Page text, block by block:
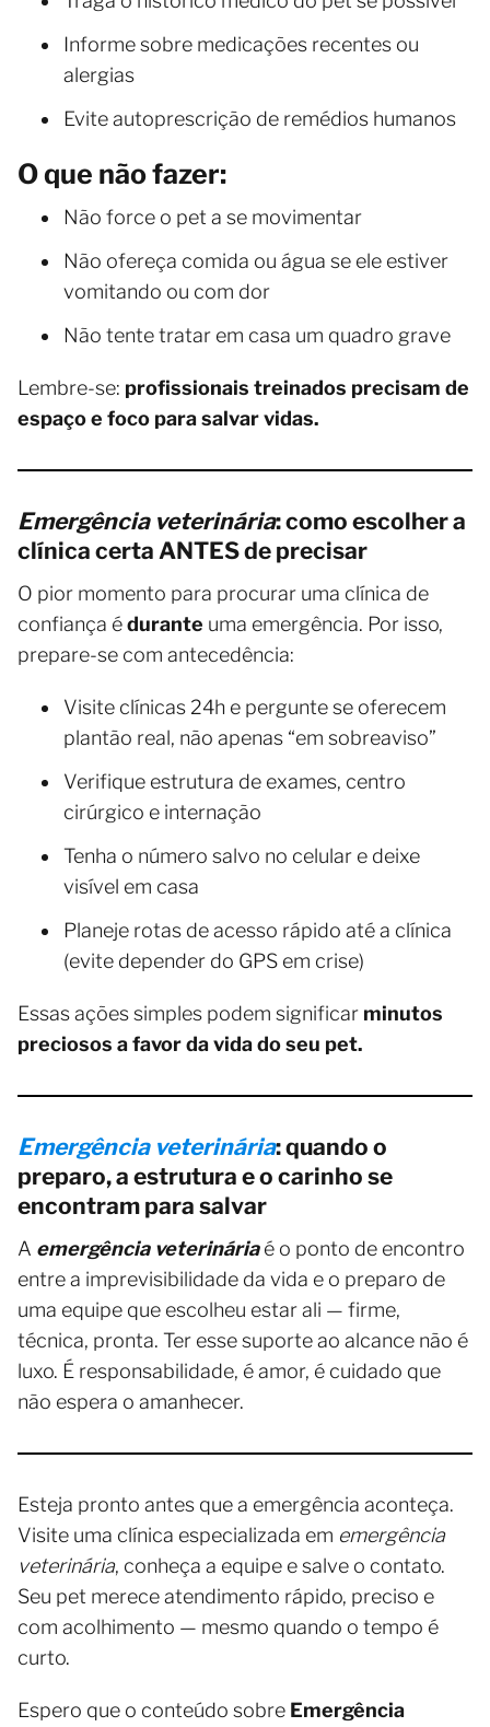
Informe sobre medicações recentes ou
alergias
Evite autoprescrição de remédios humanos
O que não fazer:
Não force o pet a se movimentar
Não ofereça comida ou água se ele estiver
vomitando ou com dor
Não tente tratar em casa um quadro grave
Lembre-se: profissionais treinados precisam de
espaço e foco para salvar vidas.
Emergência veterinária: como escolher a
clínica certa ANTES de precisar
O pior momento para procurar uma clínica de
confiança édurante uma emergência. Por isso,
prepare-se com antecedência:
Visite clínicas 24h e pergunte se oferecem
plantão real, não apenas “em sobreaviso”
Verifique estrutura de exames, centro
cirúrgico e internação
Tenha o número salvo no celular e deixe
visível em casa
Planeje rotas de acesso rápido até a clínica
(evite depender do GPS em crise)
Essas ações simples podem significar minutos
preciosos a favor da vida do seu pet.
Emergência veterinária: quando o
preparo, a estrutura e o carinho se
encontram para salvar
A emergência veterináriaé o ponto de encontro
entre a imprevisibilidade da vida e o preparo de
uma equipe que escolheu estar ali — firme,
técnica, pronta. Ter esse suporte ao alcance não é
luxo. É responsabilidade, é amor, é cuidado que
não espera o amanhecer.
Esteja pronto antes que a emergência aconteça.
Visite uma clínica especializada em emergência
veterinária, conheça a equipe e salve o contato.
Seu pet merece atendimento rápido, preciso e
com acolhimento — mesmo quando o tempo é
curto.
Espero que o conteúdo sobre Emergência